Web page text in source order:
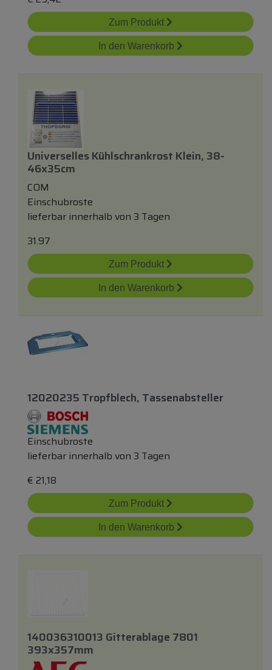
Zum Produkt
In den Warenkorb
Universelles Kühlschrankrost Klein, 38-
46x35cm
COM
Einschubroste
lieferbar innerhalb von 3 Tagen
31.97
Zum Produkt
In den Warenkorb
12020235 Tropfblech, Tassenabsteller
Einschubroste
lieferbar innerhalb von 3 Tagen
€ 21,18
Zum Produkt
In den Warenkorb
140036310013 Gitterablage 7801
393x357mm